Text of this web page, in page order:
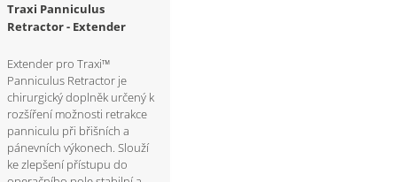
Traxi Panniculus
Retractor - Extender
Extender pro Traxi™
Panniculus Retractor je
chirurgický doplněk určený k
rozšíření možnosti retrakce
panniculu při břišních a
pánevních výkonech. Slouží
ke zlepšení přístupu do